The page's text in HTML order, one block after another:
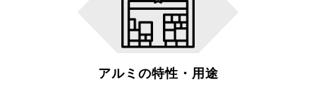
アルミの特性・用途